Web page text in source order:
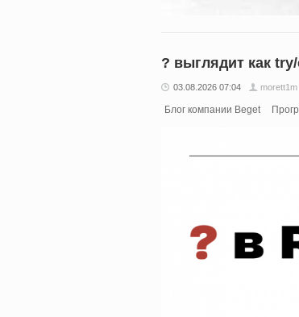
? выглядит как
03.08.2026 07:04 morett1m
Блог компании Beget